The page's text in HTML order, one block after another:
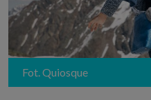
internetowymi. Udzielenie takiej
udzielać, nie pozbawi Cię to
możliwość ograniczenia
momencie.
Twoje dane przetwarzane
cofnięcia, ograniczenia lub innych
tę zgodę, w przypadku
Fot. Quiosque